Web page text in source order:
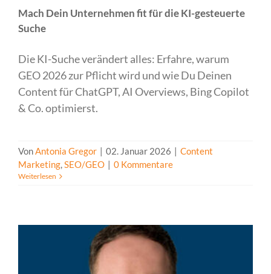
Mach Dein Unternehmen fit für die KI-gesteuerte
Suche
Die KI-Suche verändert alles: Erfahre, warum
GEO 2026 zur Pflicht wird und wie Du Deinen
Content für ChatGPT, AI Overviews, Bing Copilot
& Co. optimierst.
VonAntonia Gregor 02. Januar 2026
Content
Marketing,SEO/GEO 0 Kommentare
Weiterlesen